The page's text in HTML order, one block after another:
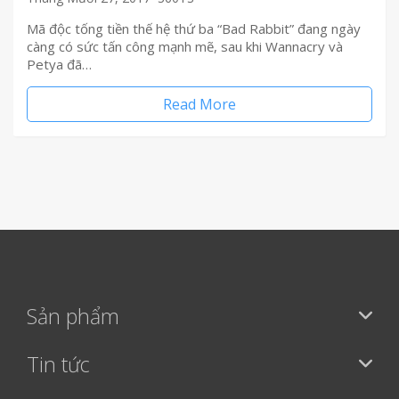
Mã độc tống tiền thế hệ thứ ba “Bad Rabbit” đang ngày
càng có sức tấn công mạnh mẽ, sau khi Wannacry và
Petya đã…
Read More
Sản phẩm
Tin tức